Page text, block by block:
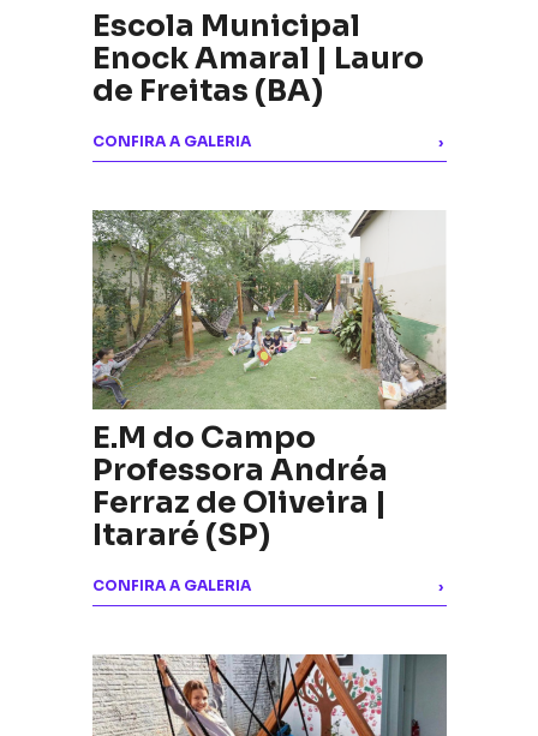
Escola Municipal
Enock Amaral | Lauro
de Freitas (BA)
CONFIRA A GALERIA ›
E.M do Campo
Professora Andréa
Ferraz de Oliveira |
Itararé (SP)
CONFIRA A GALERIA ›